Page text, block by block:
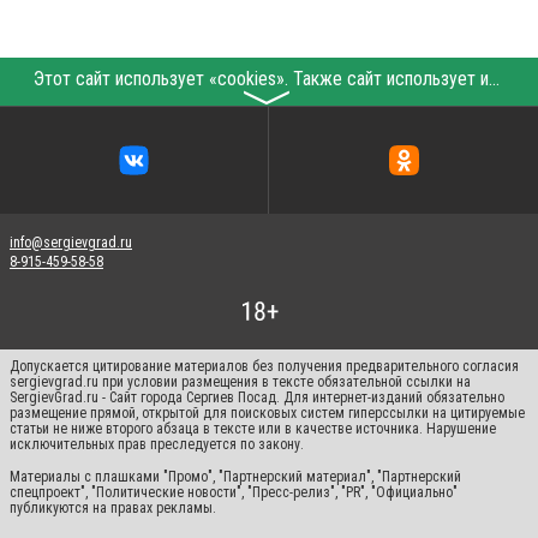
Этот сайт использует «cookies». Также сайт использует интернет-сервис для сбора технических данных касательно посетителей с целью получения маркетинговой и статистической информации. Условия обработки данных посетителей сайта см.
〉
info@sergievgrad.ru
8-915-459-58-58
Допускается цитирование материалов без получения предварительного согласия
sergievgrad.ru при условии размещения в тексте обязательной ссылки на
SergievGrad.ru - Сайт города Сергиев Посад. Для интернет-изданий обязательно
размещение прямой, открытой для поисковых систем гиперссылки на цитируемые
статьи не ниже второго абзаца в тексте или в качестве источника. Нарушение
исключительных прав преследуется по закону.
Материалы с плашками "Промо", "Партнерский материал", "Партнерский
спецпроект", "Политические новости", "Пресс-релиз", "PR", "Официально"
публикуются на правах рекламы.